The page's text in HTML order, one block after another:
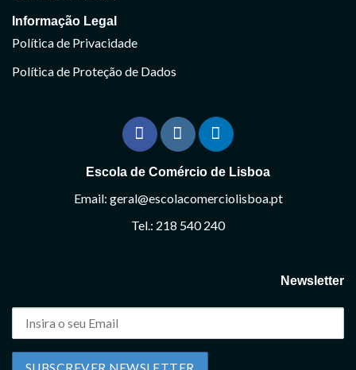
Informação Legal
Política de Privacidade
Política de Proteção de Dados
Escola de Comércio de Lisboa
Email: geral@escolacomerciolisboa.pt
Tel.: 218 540 240
Newsletter